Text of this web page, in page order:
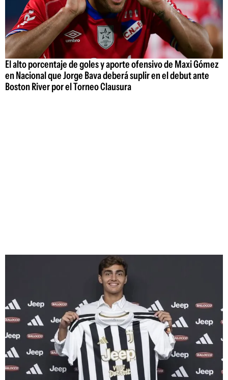
El alto porcentaje de goles y aporte ofensivo de Maxi Gómez
en Nacional que Jorge Bava deberá suplir en el debut ante
Boston River por el Torneo Clausura